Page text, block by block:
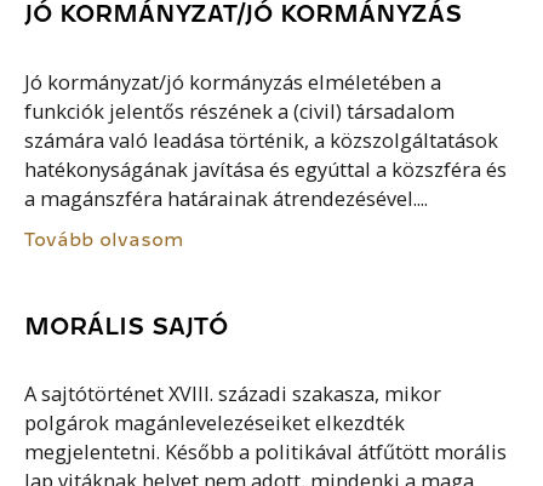
JÓ KORMÁNYZAT/JÓ KORMÁNYZÁS
Jó kormányzat/jó kormányzás elméletében a
funkciók jelentős részének a (civil) társadalom
számára való leadása történik, a közszolgáltatások
hatékonyságának javítása és egyúttal a közszféra és
a magánszféra határainak átrendezésével....
Tovább olvasom
MORÁLIS SAJTÓ
A sajtótörténet XVIII. századi szakasza, mikor
polgárok magánlevelezéseiket elkezdték
megjelentetni. Később a politikával átfűtött morális